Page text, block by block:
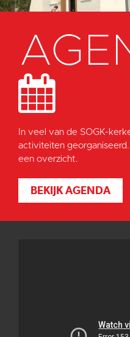
In veel van de SOGK-
activiteiten
een overzicht.
BEKIJK AGENDA